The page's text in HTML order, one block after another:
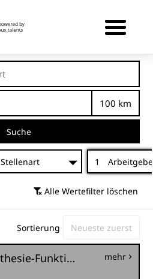
Suche
Stellenart 1
Alle Wertefilter löschen
Sortierung
Dein Platz im Anästhesie-Funktionsdienst – als ATA oder Pflegefachkraft / mit und ohne FWB (m/w/d) mehr